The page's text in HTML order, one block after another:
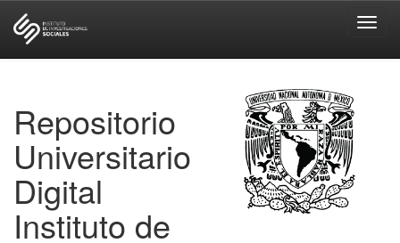
Repositorio
Universitario
Digital
Instituto de